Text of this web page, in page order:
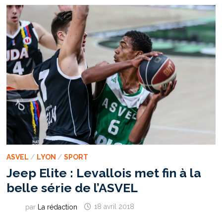
ASVEL / LYON / SPORT
Jeep Elite : Levallois met fin à la
belle série de l’ASVEL
par La rédaction 18 avril 2018